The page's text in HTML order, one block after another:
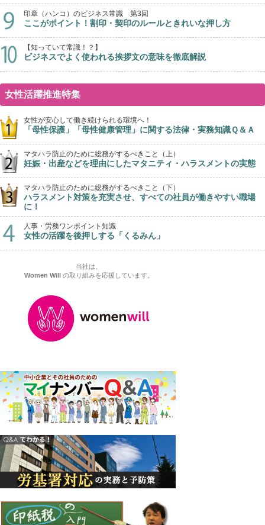
印章（ハンコ）のビジネス常識 第3回
ここがポイント！割印・契印のルールときれいな押し方
【知っていて常識！？】
ビジネスでよく使われる挨拶文の意味を徹底解説
女性活躍推進特集
女性が安心して働き続けられる環境へ！
「母性保護」「母性健康管理」に関する法律・実務知識Ｑ＆Ａ
マタハラ防止のために総務がするべきこと（上）
妊娠・出産などを理由にしたマタニティ・ハラスメントの実態
マタハラ防止のために総務がするべきこと（下）
ハラスメント対策を充実させ、すべての社員が働きやすい職場
に！
人事・労務ワンポイント知識
女性の活躍を後押しする「くるみん」
当社は、
Women Will
の取り組みを応援しています。